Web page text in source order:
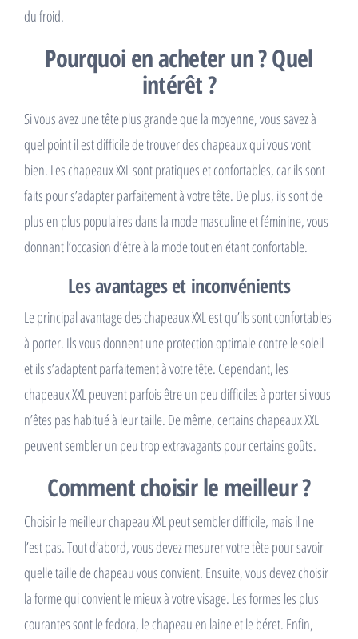
du froid.
Pourquoi en acheter un ? Quel
intérêt ?
Si vous avez une tête plus grande que la moyenne, vous savez à
quel point il est difficile de trouver des chapeaux qui vous vont
bien. Les chapeaux XXL sont pratiques et confortables, car ils sont
faits pour s’adapter parfaitement à votre tête. De plus, ils sont de
plus en plus populaires dans la mode masculine et féminine, vous
donnant l’occasion d’être à la mode tout en étant confortable.
Les avantages et inconvénients
Le principal avantage des chapeaux XXL est qu’ils sont confortables
à porter. Ils vous donnent une protection optimale contre le soleil
et ils s’adaptent parfaitement à votre tête. Cependant, les
chapeaux XXL peuvent parfois être un peu difficiles à porter si vous
n’êtes pas habitué à leur taille. De même, certains chapeaux XXL
peuvent sembler un peu trop extravagants pour certains goûts.
Comment choisir le meilleur ?
Choisir le meilleur chapeau XXL peut sembler difficile, mais il ne
l’est pas. Tout d’abord, vous devez mesurer votre tête pour savoir
quelle taille de chapeau vous convient. Ensuite, vous devez choisir
la forme qui convient le mieux à votre visage. Les formes les plus
courantes sont le fedora, le chapeau en laine et le béret. Enfin,